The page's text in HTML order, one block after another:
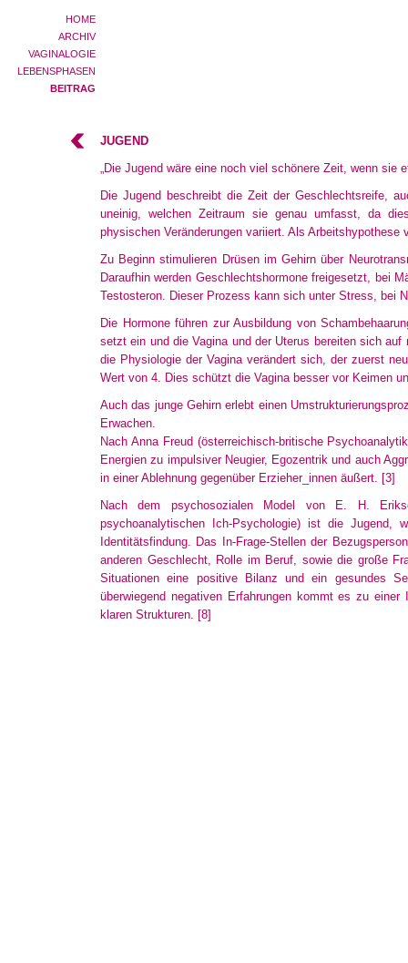
HOME
ARCHIV
VAGINALOGIE
LEBENSPHASEN
BEITRAG
JUGEND
„Die Jugend wäre eine noch viel schönere Zeit, wenn
Die Jugend beschreibt die Zeit der Geschlechtsreife,
uneinig, welchen Zeitraum sie genau umfasst, da
physischen Veränderungen variiert. Als
Zu Beginn stimulieren Drüsen im Gehirn über
Daraufhin werden Geschlechtshormone freigesetzt, bei
Testosteron. Dieser Prozess kann sich unter Stress, bei
Die Hormone führen zur Ausbildung von
setzt ein und die Vagina und der Uterus bereiten sich
die Physiologie der Vagina verändert sich, der zuerst
Wert von 4. Dies schützt die Vagina besser vor Keimen
Auch das junge Gehirn erlebt einen
Erwachen.
Nach Anna Freud (österreichisch-britische
Energien zu impulsiver Neugier, Egozentrik und auch
in einer Ablehnung gegenüber Erzieher_innen äußert. [3]
Nach dem psychosozialen Model von E. H.
psychoanalytischen Ich-Psychologie) ist die Jugend,
Identitätsfindung. Das In-Frage-Stellen der
anderen Geschlecht, Rolle im Beruf, sowie die große
Situationen eine positive Bilanz und ein gesundes
überwiegend negativen Erfahrungen kommt es zu
klaren Strukturen. [8]